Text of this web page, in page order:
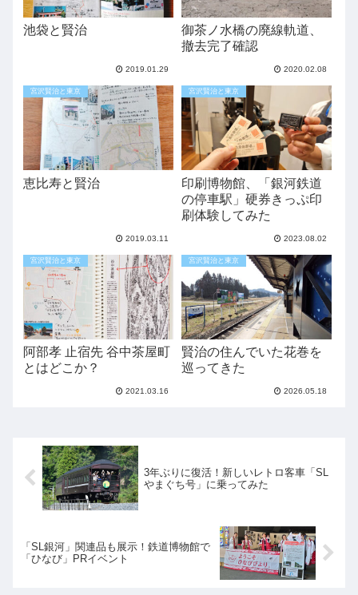
池袋と賢治
2019.01.29
御茶ノ水橋の廃線軌道、
撤去完了確認
2020.02.08
宮沢賢治と東京
恵比寿と賢治
2019.03.11
宮沢賢治と東京
印刷博物館、「銀河鉄道
の停車駅」硬券きっぷ印
刷体験してみた
2023.08.02
宮沢賢治と東京
阿部孝 止宿先 谷中茶屋町
とはどこか？
2021.03.16
宮沢賢治と東京
賢治の住んでいた花巻を
巡ってきた
2026.05.18
3年ぶりに復活！新しいレトロ客車「SL
やまぐち号」に乗ってみた
「SL銀河」関連品も展示！鉄道博物館で
「ひなび」PRイベント